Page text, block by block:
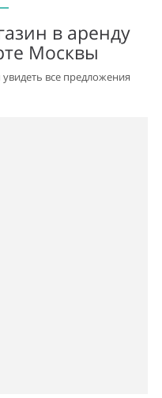
в аренду
Москвы
все предложения